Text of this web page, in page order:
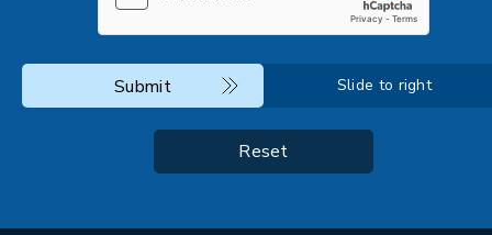
Submit Slide to right
Reset